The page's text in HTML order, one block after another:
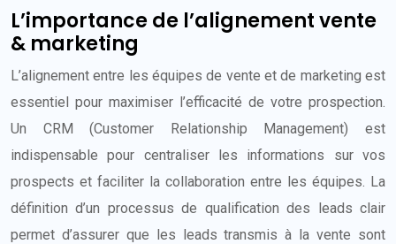
L’importance de l’alignement vente
& marketing
L’alignement entre les équipes de vente et de marketing est
essentiel pour maximiser l’efficacité de votre prospection.
Un CRM (Customer Relationship Management) est
indispensable pour centraliser les informations sur vos
prospects et faciliter la collaboration entre les équipes. La
définition d’un processus de qualification des leads clair
permet d’assurer que les leads transmis à la vente sont